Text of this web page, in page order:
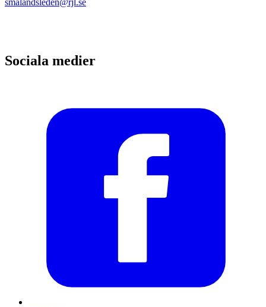
smalandsleden@rjl.se
Sociala medier